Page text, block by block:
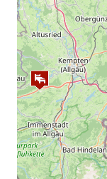
Mai, Juni, Juli
Oktober 15:00
November
Rangefee
Rangefee: 11,00 €
3-Loch Kurzplatz: